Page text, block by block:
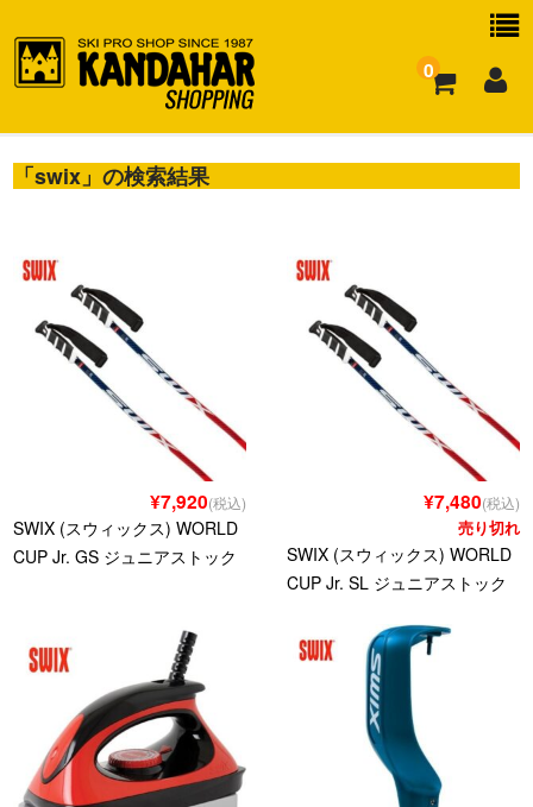
0
お買い物ガイド
「swix 」の検索結果
¥7,920(税込)
SWIX (スウィックス) WORLD
CUP Jr. GS ジュニアストック
¥7,480(税込)
売り切れ
SWIX (スウィックス) WORLD
CUP Jr. SL ジュニアストック